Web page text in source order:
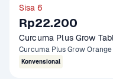
Sisa 6
Rp22.200
Curcuma Plus Grow
Curcuma Plus Grow
Konvensional